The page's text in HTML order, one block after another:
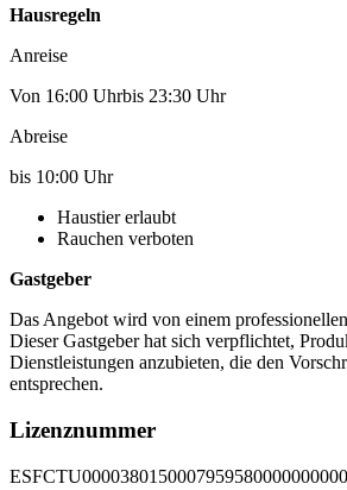
Hausregeln
Anreise
Von 16:00 Uhrbis 23:30 Uhr
Abreise
bis 10:00 Uhr
Haustier erlaubt
Rauchen verboten
Gastgeber
Das Angebot wird von einem
Dieser Gastgeber hat sich verpflichtet,
Dienstleistungen anzubieten, die den
entsprechen.
Lizenznummer